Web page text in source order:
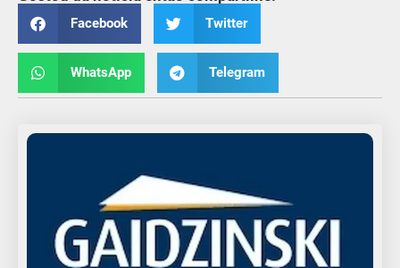
Facebook Twitter
WhatsApp Telegram